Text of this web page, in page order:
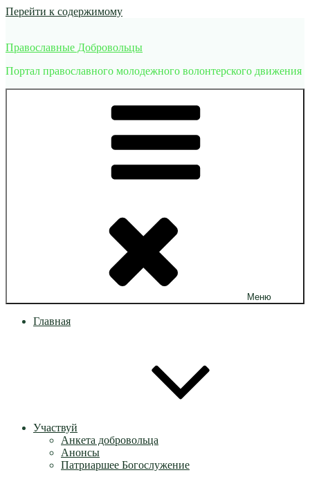
Перейти к содержимому
Православные Добровольцы
Портал православного молодежного волонтерского движения
Меню
Главная
Участвуй
Анкета добровольца
Анонсы
Патриаршее Богослужение